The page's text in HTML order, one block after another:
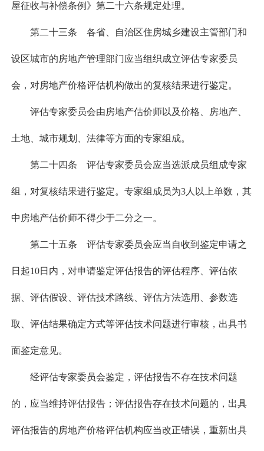
屋征收与补偿条例》第二十六条规定处理。
第二十三条 各省、自治区住房城乡建设主管部门和
设区城市的房地产管理部门应当组织成立评估专家委员
会，对房地产价格评估机构做出的复核结果进行鉴定。
评估专家委员会由房地产估价师以及价格、房地产、
土地、城市规划、法律等方面的专家组成。
第二十四条 评估专家委员会应当选派成员组成专家
组，对复核结果进行鉴定。专家组成员为3人以上单数，其
中房地产估价师不得少于二分之一。
第二十五条 评估专家委员会应当自收到鉴定申请之
日起10日内，对申请鉴定评估报告的评估程序、评估依
据、评估假设、评估技术路线、评估方法选用、参数选
取、评估结果确定方式等评估技术问题进行审核，出具书
面鉴定意见。
经评估专家委员会鉴定，评估报告不存在技术问题
的，应当维持评估报告；评估报告存在技术问题的，出具
评估报告的房地产价格评估机构应当改正错误，重新出具